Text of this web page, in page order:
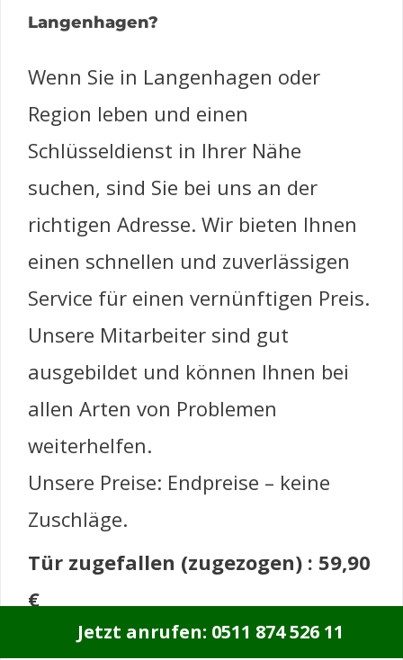
Langenhagen?
Wenn Sie in Langenhagen oder
Region leben und einen
Schlüsseldienst in Ihrer Nähe
suchen, sind Sie bei uns an der
richtigen Adresse. Wir bieten Ihnen
einen schnellen und zuverlässigen
Service für einen vernünftigen Preis.
Unsere Mitarbeiter sind gut
ausgebildet und können Ihnen bei
allen Arten von Problemen
weiterhelfen.
Unsere Preise: Endpreise – keine
Zuschläge.
Tür zugefallen (zugezogen) : 59,90
€
Tür verschlossen (incl. Zylinder):
Jetzt anrufen: 0511 874 526 11